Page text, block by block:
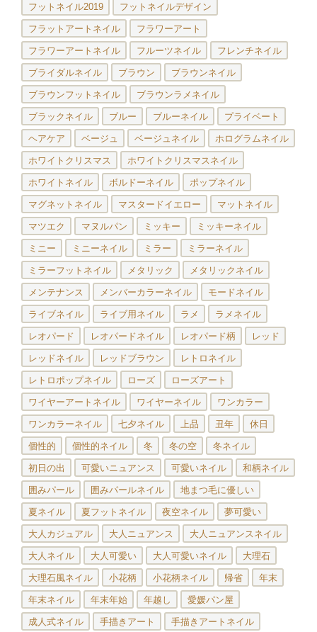
フットネイル2019 フットネイルデザイン
フラットアートネイル フラワーアート
フラワーアートネイル フルーツネイル フレンチネイル
ブライダルネイル ブラウン ブラウンネイル
ブラウンフットネイル ブラウンラメネイル
ブラックネイル ブルー ブルーネイル プライベート
ヘアケア ベージュ ベージュネイル ホログラムネイル
ホワイトクリスマス ホワイトクリスマスネイル
ホワイトネイル ボルドーネイル ポップネイル
マグネットネイル マスタードイエロー マットネイル
マツエク マヌルパン ミッキー ミッキーネイル
ミニー ミニーネイル ミラー ミラーネイル
ミラーフットネイル メタリック メタリックネイル
メンテナンス メンバーカラーネイル モードネイル
ライブネイル ライブ用ネイル ラメ ラメネイル
レオパード レオパードネイル レオパード柄 レッド
レッドネイル レッドブラウン レトロネイル
レトロポップネイル ローズ ローズアート
ワイヤーアートネイル ワイヤーネイル ワンカラー
ワンカラーネイル 七夕ネイル 上品 丑年 休日
個性的 個性的ネイル 冬 冬の空 冬ネイル
初日の出 可愛いニュアンス 可愛いネイル 和柄ネイル
囲みパール 囲みパールネイル 地まつ毛に優しい
夏ネイル 夏フットネイル 夜空ネイル 夢可愛い
大人カジュアル 大人ニュアンス 大人ニュアンスネイル
大人ネイル 大人可愛い 大人可愛いネイル 大理石
大理石風ネイル 小花柄 小花柄ネイル 帰省 年末
年末ネイル 年末年始 年越し 愛媛パン屋
成人式ネイル 手描きアート 手描きアートネイル